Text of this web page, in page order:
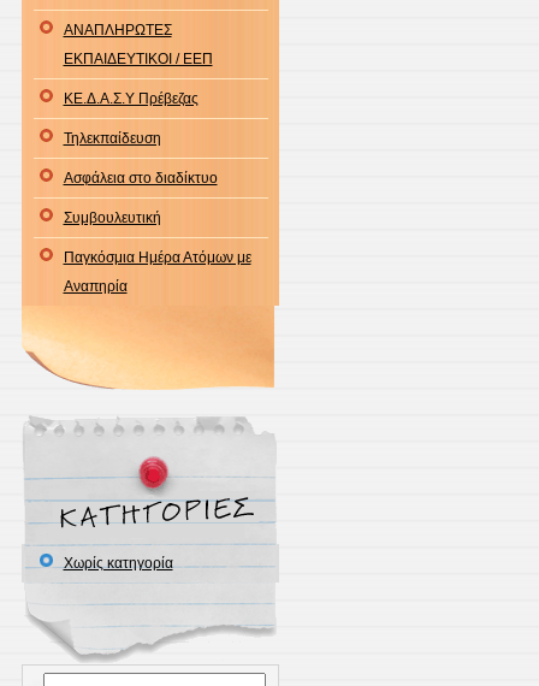
ΑΝΑΠΛΗΡΩΤΕΣ
ΕΚΠΑΙΔΕΥΤΙΚΟΙ / ΕΕΠ
ΚΕ.Δ.Α.Σ.Υ Πρέβεζας
Τηλεκπαίδευση
Ασφάλεια στο διαδίκτυο
Συμβουλευτική
Παγκόσμια Ημέρα Ατόμων με
Αναπηρία
Χωρίς κατηγορία